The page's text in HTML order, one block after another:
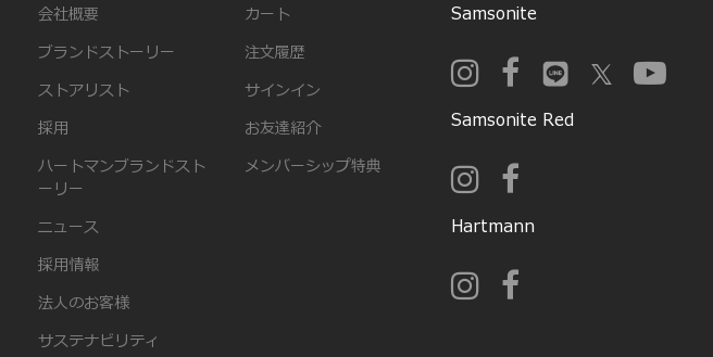
会社概要
ブランドストーリー
ストアリスト
採用
ハートマンブランドスト
ーリー
ニュース
採用情報
法人のお客様
サステナビリティ
カート
注文履歴
サインイン
お友達紹介
メンバーシップ特典
Samsonite
Samsonite Red
Hartmann